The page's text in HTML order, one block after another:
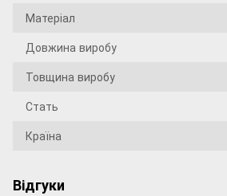
Матеріал
Довжина виробу
Товщина виробу
Стать
Країна
Відгуки